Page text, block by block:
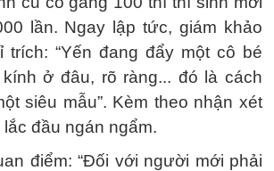
lần. Ngay lập tức, giám khảo
trích: “Yến đang đẩy một cô bé
ở đâu, rõ ràng... đó là cách
siêu mẫu”. Kèm theo nhận xét
đầu ngán ngẩm.
điểm: “Đối với người mới phải